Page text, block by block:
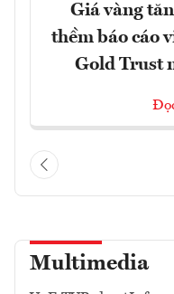
Giá vàng
thềm báo cáo
Gold Trust
Multimedia